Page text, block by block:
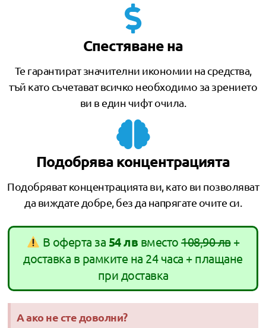
Спестяване на
Те гарантират значителни икономии на средства,
тъй като съчетават всичко необходимо за зрението
ви в един чифт очила.
Подобрява концентрацията
Подобряват концентрацията ви, като ви позволяват
да виждате добре, без да напрягате очите си.
В оферта за 54 лв вместо108,90 лв+
доставка в рамките на 24 часа + плащане
при доставка
А ако не сте доволни?